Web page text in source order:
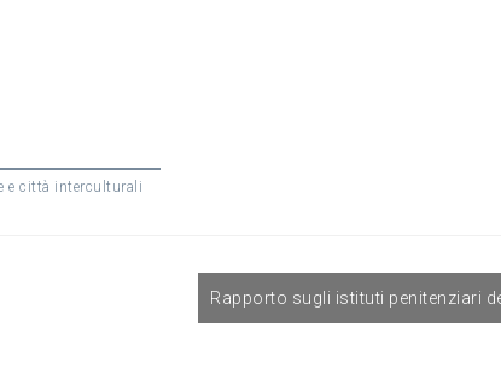
e città interculturali
Rapporto sugli istituti penitenziari